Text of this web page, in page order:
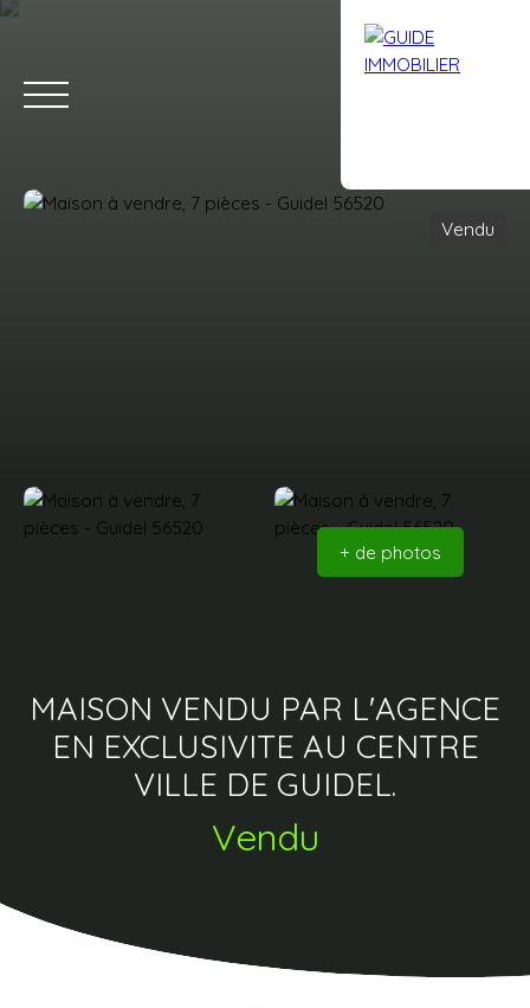
Estimation
Vendu
+ de photos
MAISON VENDU PAR L'AGENCE
EN EXCLUSIVITE AU CENTRE
VILLE DE GUIDEL.
Vendu